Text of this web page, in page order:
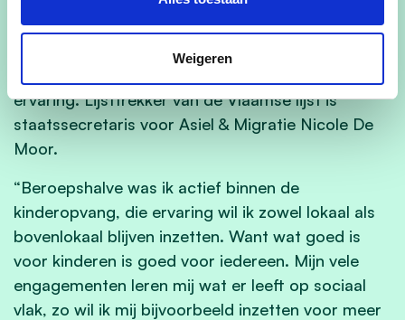
Weigeren
fronten. Van socio- culturele verenigingen tot de
politiek, heel wat organisaties rekenen op haar
ervaring. Lijsttrekker van de Vlaamse lijst is
staatssecretaris voor Asiel & Migratie Nicole De
Moor.
“Beroepshalve was ik actief binnen de
kinderopvang, die ervaring wil ik zowel lokaal als
bovenlokaal blijven inzetten. Want wat goed is
voor kinderen is goed voor iedereen. Mijn vele
engagementen leren mij wat er leeft op sociaal
vlak, zo wil ik mij bijvoorbeeld inzetten voor meer